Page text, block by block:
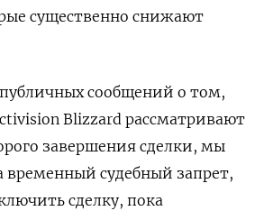
существенно снижают
публичных сообщений о том,
Blizzard рассматривают
завершения сделки, мы
временный судебный запрет,
сделку, пока